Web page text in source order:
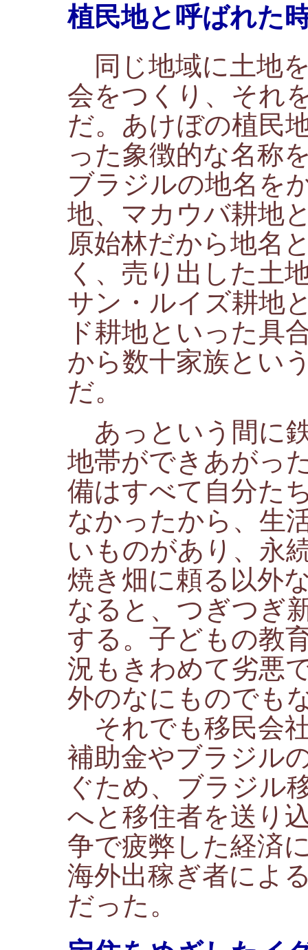
植民地と呼ばれた
同じ地域に土地
会をつくり、それ
だ。あけぼの植民
った象徴的な名称
ブラジルの地名を
地、マカウバ耕地
原始林だから地名
く、売り出した土
サン・ルイズ耕地
ド耕地といった具
から数十家族とい
だ。
あっという間に
地帯ができあがっ
備はすべて自分た
なかったから、生
いものがあり、永
焼き畑に頼る以外
なると、つぎつぎ
する。子どもの教
況もきわめて劣悪
外のなにものでも
それでも移民会
補助金やブラジル
ぐため、ブラジル
へと移住者を送り
争で疲弊した経済
海外出稼ぎ者によ
だった。